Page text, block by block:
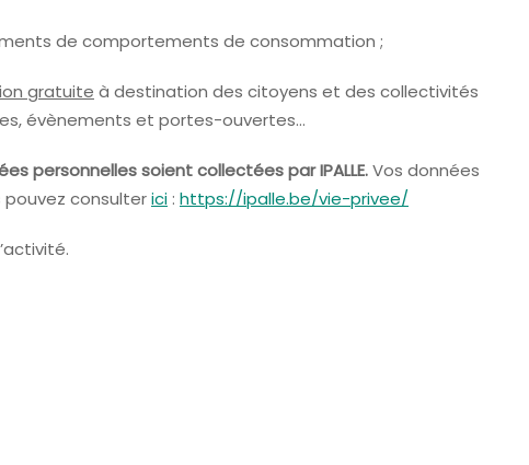
de comportements de consommation ;
gratuite à destination des citoyens et des collectivités
évènements et portes-ouvertes…
personnelles soient collectées par IPALLE.Vos données
pouvez consulterici : https://ipalle.be/vie-privee/